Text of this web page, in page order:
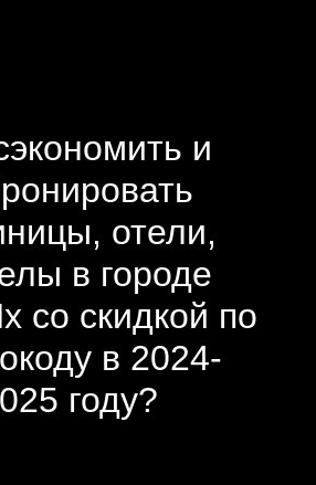
и
отели,
в городе
со скидкой по
в 2024-
году?